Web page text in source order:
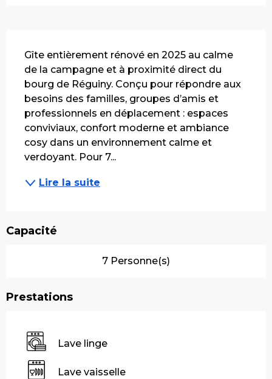
Gîte entièrement rénové en 2025 au calme
de la campagne et à proximité direct du
bourg de Réguiny. Conçu pour répondre aux
besoins des familles, groupes d’amis et
professionnels en déplacement : espaces
conviviaux, confort moderne et ambiance
cosy dans un environnement calme et
verdoyant. Pour 7...
Lire la suite
Capacité
7 Personne(s)
Prestations
Lave linge
Lave vaisselle